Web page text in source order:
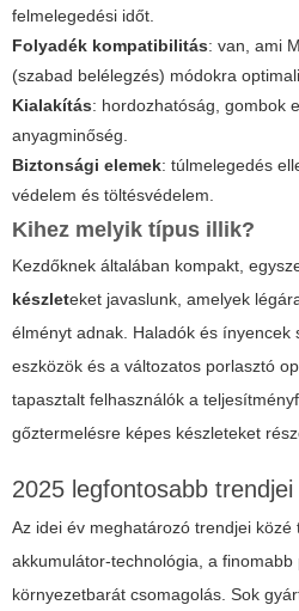
felmelegedési időt.
Folyadék kompatibilitás: van, ami
(szabad belélegzés) módokra
Kialakítás: hordozhatóság, gombok
anyagminőség.
Biztonsági elemek: túlmelegedés
védelem és töltésvédelem.
Kihez melyik típus illik?
Kezdőknek általában kompakt,
készleteket javaslunk, amelyek
élményt adnak. Haladók és ínyencek
eszközök és a változatos porlasztó
tapasztalt felhasználók a
gőztermelésre képes készleteket
2025 legfontosabb
Az idei év meghatározó trendjei
akkumulátor-technológia, a finomabb
környezetbarát csomagolás. Sok